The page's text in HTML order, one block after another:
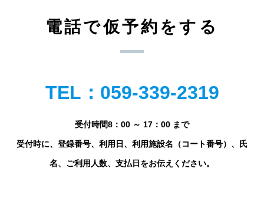
電話で仮予約をする
TEL：059-339-2319
受付時間8：00 ～ 17：00 まで
受付時に、登録番号、利用日、利用施設名（コート番号）、氏
名、ご利用人数、支払日をお伝えください。